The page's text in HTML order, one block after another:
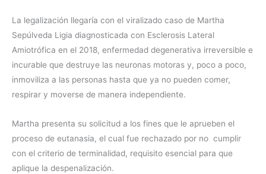
La legalización llegaría con el viralizado caso de Martha
Sepúlveda Ligia diagnosticada con Esclerosis Lateral
Amiotrófica en el 2018, enfermedad degenerativa irreversible e
incurable que destruye las neuronas motoras y, poco a poco,
inmoviliza a las personas hasta que ya no pueden comer,
respirar y moverse de manera independiente.
Martha presenta su solicitud a los fines que le aprueben el
proceso de eutanasia, el cual fue rechazado por no cumplir
con el criterio de terminalidad, requisito esencial para que
aplique la despenalización.